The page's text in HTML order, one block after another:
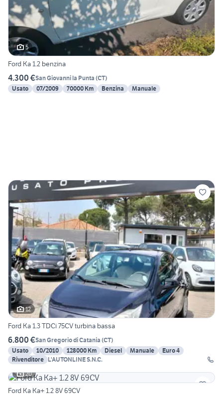
5
Ford Ka 1.2 benzina
4.300 €San Giovanni la Punta (CT)
Usato
07/2009 70000 Km Benzina Manuale
12
Ford Ka 1.3 TDCi 75CV turbina bassa
6.800 €San Gregorio di Catania (CT)
Usato
10/2010 128000 Km Diesel Manuale
Euro 4
Rivenditore L'AUTONLINE S.N.C.
20
Ford Ka Ka+ 1.2 8V 69CV